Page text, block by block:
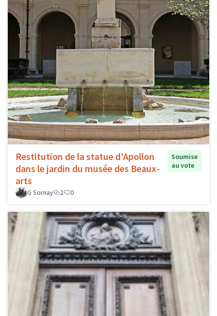
Restitution de la statue d'Apollon
dans le jardin du musée des Beaux-
arts
Soumise
au vote
G Sornay 2 0